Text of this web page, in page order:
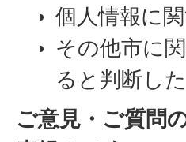
個人情報に
その他市に
ると判断し
ご意見・ご質問